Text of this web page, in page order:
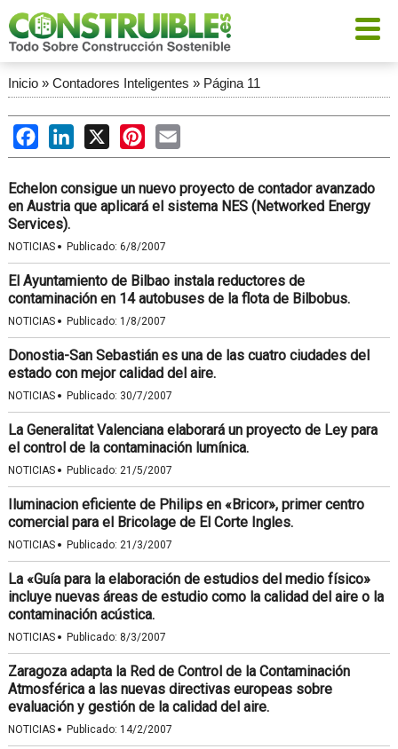
Inicio» Contadores Inteligentes » Página 11
FacebookLinkedIn
X PinterestEmail
Echelon consigue un nuevo proyecto de contador avanzado
en Austria que aplicará el sistema NES (Networked Energy
Services).
NOTICIAS · Publicado: 6/8/2007
El Ayuntamiento de Bilbao instala reductores de
contaminación en 14 autobuses de la flota de Bilbobus.
NOTICIAS · Publicado: 1/8/2007
Donostia-San Sebastián es una de las cuatro ciudades del
estado con mejor calidad del aire.
NOTICIAS · Publicado: 30/7/2007
La Generalitat Valenciana elaborará un proyecto de Ley para
el control de la contaminación lumínica.
NOTICIAS · Publicado: 21/5/2007
Iluminacion eficiente de Philips en «Bricor», primer centro
comercial para el Bricolage de El Corte Ingles.
NOTICIAS · Publicado: 21/3/2007
La «Guía para la elaboración de estudios del medio físico»
incluye nuevas áreas de estudio como la calidad del aire o la
contaminación acústica.
NOTICIAS · Publicado: 8/3/2007
Zaragoza adapta la Red de Control de la Contaminación
Atmosférica a las nuevas directivas europeas sobre
evaluación y gestión de la calidad del aire.
NOTICIAS · Publicado: 14/2/2007